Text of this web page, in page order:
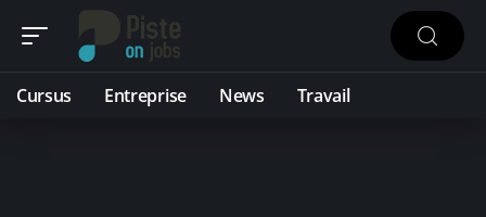
Cursus Entreprise News Travail